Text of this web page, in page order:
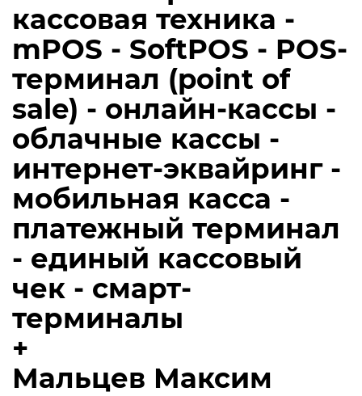
кассовая техника -
mPOS - SoftPOS - POS-
терминал (point of
sale) - онлайн-кассы -
облачные кассы -
интернет-эквайринг -
мобильная касса -
платежный терминал
- единый кассовый
чек - смарт-
терминалы
+
Мальцев Максим